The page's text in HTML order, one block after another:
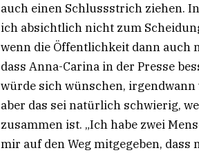
auch einen Schlussstrich ziehen.
ich absichtlich nicht zum
wenn die Öffentlichkeit dann auch
dass Anna-Carina in der Presse
würde sich wünschen,
aber das sei natürlich schwierig,
zusammen ist. „Ich habe zwei
mir auf den Weg mitgegeben,